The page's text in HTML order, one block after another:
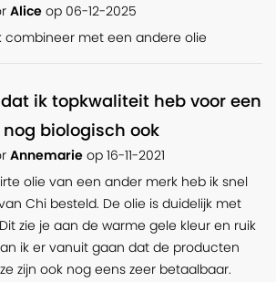
Alice op 06-12-2025
combineer met een andere olie
ik topkwaliteit heb voor een
biologisch ook
Annemarie op 16-11-2021
olie van een ander merk heb ik snel
Chi besteld. De olie is duidelijk met
zie je aan de warme gele kleur en ruik
ik er vanuit gaan dat de producten
zijn ook nog eens zeer betaalbaar.